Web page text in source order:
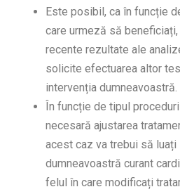
Este posibil, ca în funcție
care urmeză să
recente rezultate ale
solicite efectuarea altor
intervenția dumneavoastră.
În funcție de tipul
necesară ajustarea
acest caz va trebui să luați
dumneavoastră curant
felul în care modificați